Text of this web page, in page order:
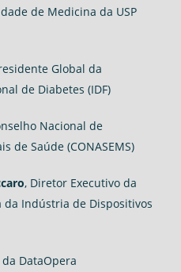
de Medicina da USP
Global da
de Diabetes (IDF)
Nacional de
de Saúde (CONASEMS)
, Diretor Executivo da
da Indústria de Dispositivos
da DataOpera